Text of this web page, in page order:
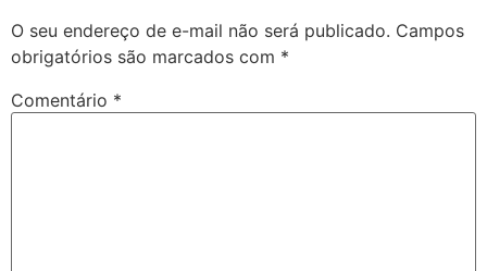
O seu endereço de e-mail não será publicado. Campos
obrigatórios são marcados com *
Comentário *